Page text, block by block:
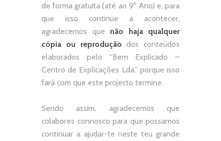
de forma gratuita (até ao 9º Ano) e, para
que isso continue a acontecer,
agradecemos que não
haja qualquer
cópia ou reprodução dos conteúdos
elaborados pelo “Bem Explicado –
Centro de Explicações Lda.” porque isso
fará com que este projecto termine.
Sendo assim, agradecemos que
colabores connosco para que possamos
continuar a ajudar-te neste teu grande